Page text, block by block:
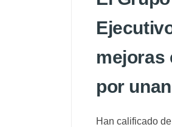
mejoras
por
Han calificado